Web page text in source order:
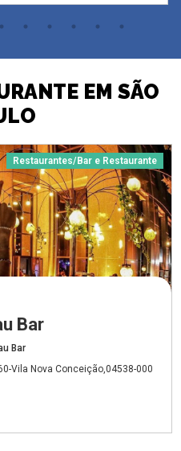
EM SÃO
Restaurantes/Bar e Restaurante
Bar
Bar
Vila Nova Conceição,04538-000